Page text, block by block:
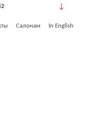
Салонам In English